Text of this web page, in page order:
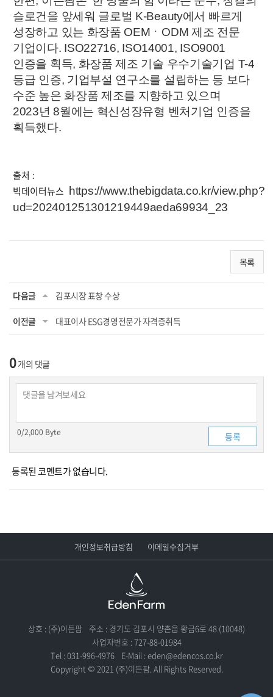
슬로건을 앞세워 글로벌 K-Beauty에서 빠르게
성장하고 있는 화장품 OEMㆍODM 제조 전문
기업이다. ISO22716, ISO14001, ISO9001
인증을 획득, 화장품 제조 기술 우수기술기업 T-4
등급 인증, 기업부설 연구소를 설립하는 등 보다
수준 높은 화장품 제조를 지향하고 있으며
2023년 8월에는 혁신성장유형 벤처기업 인증을
획득했다.
출처 :
빅데이터뉴스 https://www.thebigdata.co.kr/view.php?
ud=202401251301219449aeda69934_23
목록
다음글 김포시장 표창 수상
이전글 대표이사 ESG경영전문가 자격증취득
0개의 댓글
0/2,000 Byte
등록된 코멘트가 없습니다.
개인정보취급방침 이메일수집거부
상호 : (주)이든팜
주소 : 경기도 김포시 양촌읍 황금6로 48 (10048)
사업자번호 : 727-88-01984
Tel : 031-996-4976
E-Mail : eden@edencos.co.kr
Copyright © 2021 (주)이든팜. All Rights Reserved.